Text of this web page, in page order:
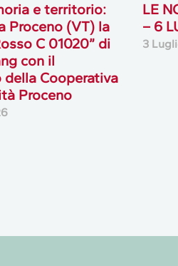
e territorio:
Proceno (VT) la
C 01020” di
con il
della Cooperativa
Proceno
LE
– 6
3